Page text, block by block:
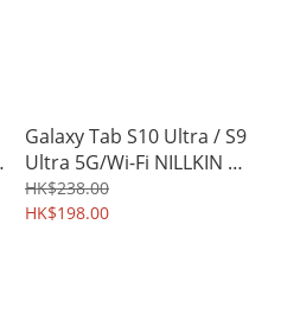
Galaxy Tab S10 Ultra / S9
Ultra 5G/Wi-Fi NILLKIN H+
強化鋼化玻璃膜 屏幕防爆
保護貼 6177A
HK$238.00
HK$198.00